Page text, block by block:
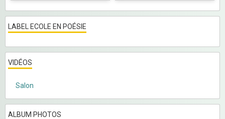
LABEL ECOLE EN POÉSIE
VIDÉOS
Salon
ALBUM PHOTOS